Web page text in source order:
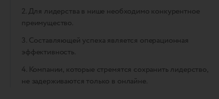
2. Для лидерства в нише необходимо конкурентное
преимущество.
3. Составляющей успеха является операционная
эффективность.
4. Компании, которые стремятся сохранить лидерство,
не задерживаются только в онлайне.